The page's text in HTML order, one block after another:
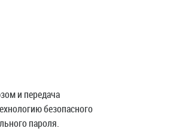
и передача
безопасного
пароля.